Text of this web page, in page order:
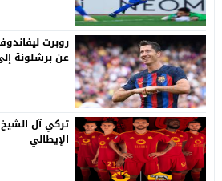
روبرت
عن برشلونة
تركي آل
الإيطالي